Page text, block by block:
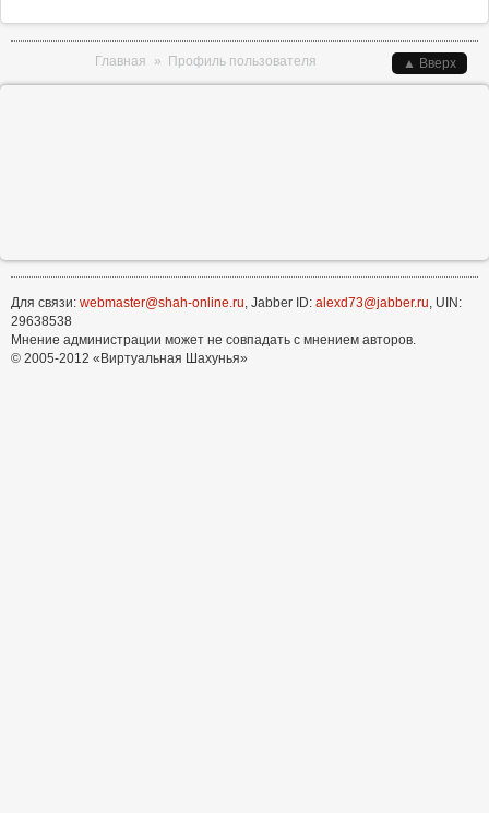
Главная » Профиль пользователя ▲ Вверх
Для связи: webmaster@shah-online.ru, Jabber ID: alexd73@jabber.ru, UIN:
29638538
Мнение администрации может не совпадать с мнением авторов.
© 2005-2012 «Виртуальная Шахунья»